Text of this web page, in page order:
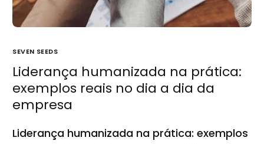
SEVEN SEEDS
Liderança humanizada na prática:
exemplos reais no dia a dia da
empresa
Liderança humanizada na prática: exemplos